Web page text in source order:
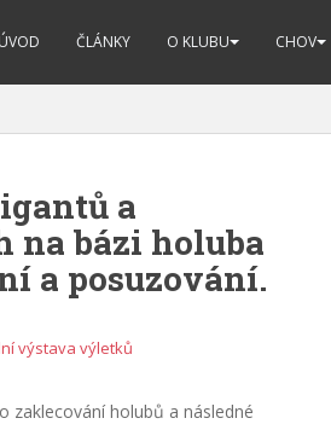
ÚVOD ČLÁNKY O KLUBU CHOV
a
bázi holuba
a posuzování.
výstava výletků
zaklecování holubů a následné